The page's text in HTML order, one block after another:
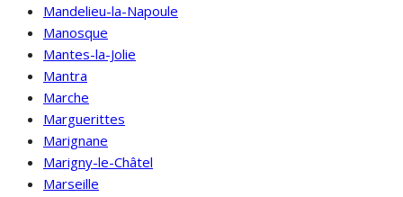
Mandelieu-la-Napoule
Manosque
Mantes-la-Jolie
Mantra
Marche
Marguerittes
Marignane
Marigny-le-Châtel
Marseille